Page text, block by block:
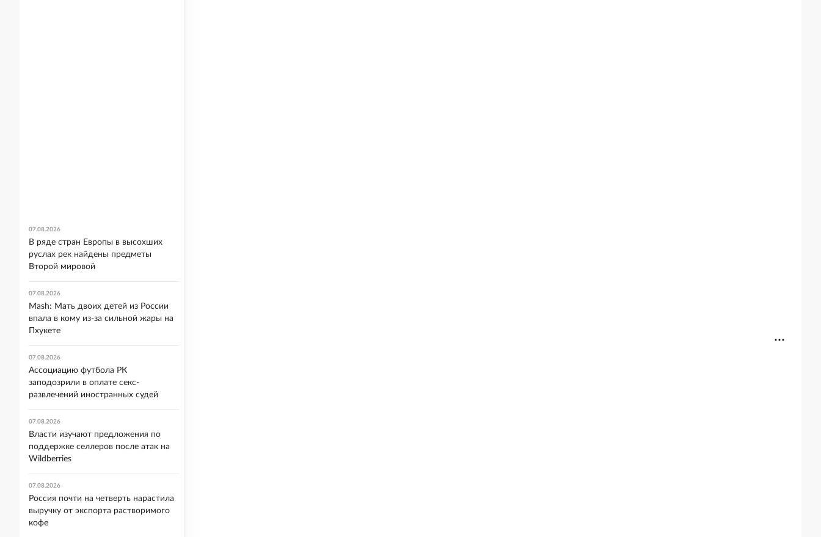
07.08.2026
В ряде стран Европы в высохших
руслах рек найдены предметы
Второй мировой
07.08.2026
Mash: Мать двоих детей из России
впала в кому из-за сильной жары на
Пхукете
07.08.2026
Ассоциацию футбола РК
заподозрили в оплате секс-
развлечений иностранных судей
07.08.2026
Власти изучают предложения по
поддержке селлеров после атак на
Wildberries
07.08.2026
Россия почти на четверть нарастила
выручку от экспорта растворимого
кофе